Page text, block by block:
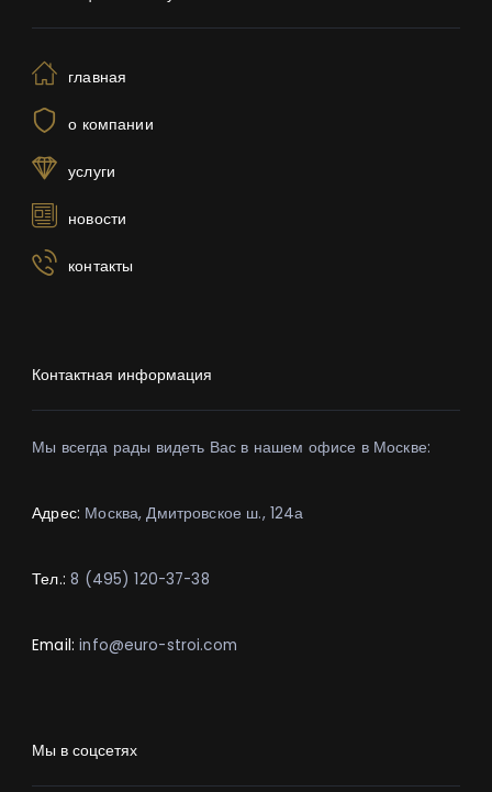
главная
о компании
услуги
новости
контакты
Контактная информация
Мы всегда рады видеть Вас в нашем офисе в Москве:
Адрес: Москва, Дмитровское ш., 124а
Тел.: 8 (495) 120-37-38
Email:info@euro-stroi.com
Мы в соцсетях